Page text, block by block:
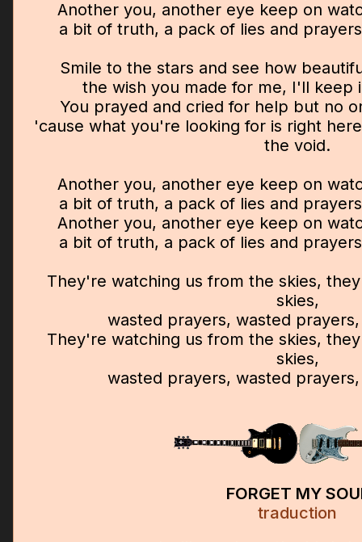
Another you, another eye keep on
a bit of truth, a pack of lies and
Smile to the stars and see how
the wish you made for me, I'll keep
You prayed and cried for help but no
'cause what you're looking for is right
the void.
Another you, another eye keep on
a bit of truth, a pack of lies and
Another you, another eye keep on
a bit of truth, a pack of lies and
They're watching us from the skies,
skies,
wasted prayers, wasted
They're watching us from the skies,
skies,
wasted prayers, wasted
FORGET MY
traduction